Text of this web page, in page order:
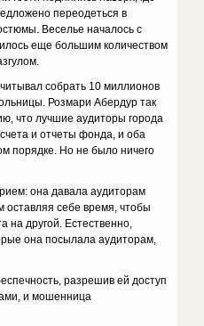
переодеться в
Веселье началось с
еще большим количеством
собрать 10 миллионов
Розмари Абердур так
что луч­шие аудиторы города
и отчеты фонда, и оба
порядке. Но не было ничего
она давала аудиторам
оставляя себе время, что­бы
на другой. Естественно,
она посылала аудиторам,
разрешив ей доступ
и мошенница